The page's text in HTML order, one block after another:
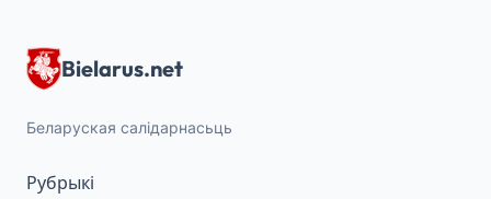
Bielarus.net
Беларуская салідарнасьць
Рубрыкі